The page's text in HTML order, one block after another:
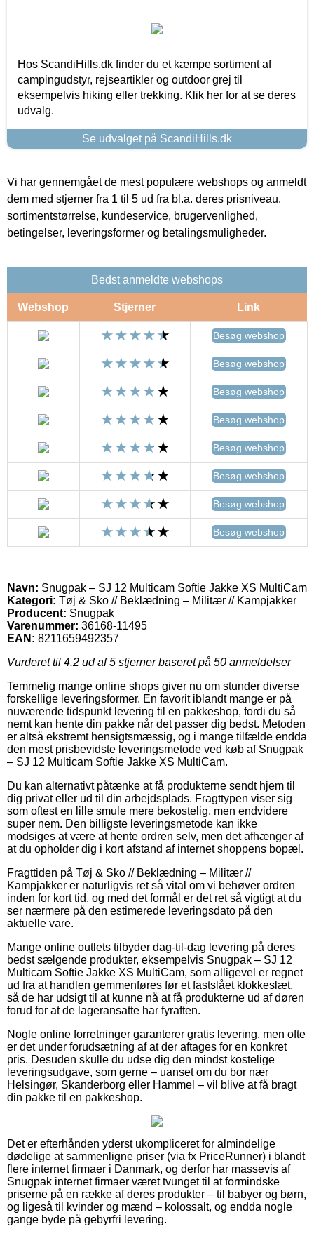
Hos ScandiHills.dk finder du et kæmpe sortiment af
campingudstyr, rejseartikler og outdoor grej til
eksempelvis hiking eller trekking. Klik her for at se deres
udvalg.
Se udvalget på ScandiHills.dk
Vi har gennemgået de mest populære webshops og anmeldt
dem med stjerner fra 1 til 5 ud fra bl.a. deres prisniveau,
sortimentstørrelse, kundeservice, brugervenlighed,
betingelser, leveringsformer og betalingsmuligheder.
Bedst anmeldte webshops
Webshop Stjerner Link
Besøg webshop
Besøg webshop
Besøg webshop
Besøg webshop
Besøg webshop
Besøg webshop
Besøg webshop
Besøg webshop
Navn: Snugpak – SJ 12 Multicam Softie Jakke XS MultiCam
Kategori: Tøj & Sko // Beklædning – Militær // Kampjakker
Producent: Snugpak
Varenummer: 36168-11495
EAN: 8211659492357
Vurderet til 4.2 ud af 5 stjerner baseret på 50 anmeldelser
Temmelig mange online shops giver nu om stunder diverse
forskellige leveringsformer. En favorit iblandt mange er på
nuværende tidspunkt levering til en pakkeshop, fordi du så
nemt kan hente din pakke når det passer dig bedst. Metoden
er altså ekstremt hensigtsmæssig, og i mange tilfælde endda
den mest prisbevidste leveringsmetode ved køb af Snugpak
– SJ 12 Multicam Softie Jakke XS MultiCam.
Du kan alternativt påtænke at få produkterne sendt hjem til
dig privat eller ud til din arbejdsplads. Fragttypen viser sig
som oftest en lille smule mere bekostelig, men endvidere
super nem. Den billigste leveringsmetode kan ikke
modsiges at være at hente ordren selv, men det afhænger af
at du opholder dig i kort afstand af internet shoppens bopæl.
Fragttiden på Tøj & Sko // Beklædning – Militær //
Kampjakker er naturligvis ret så vital om vi behøver ordren
inden for kort tid, og med det formål er det ret så vigtigt at du
ser nærmere på den estimerede leveringsdato på den
aktuelle vare.
Mange online outlets tilbyder dag-til-dag levering på deres
bedst sælgende produkter, eksempelvis Snugpak – SJ 12
Multicam Softie Jakke XS MultiCam, som alligevel er regnet
ud fra at handlen gemmenføres før et fastslået klokkeslæt,
så de har udsigt til at kunne nå at få produkterne ud af døren
forud for at de lageransatte har fyraften.
Nogle online forretninger garanterer gratis levering, men ofte
er det under forudsætning af at der aftages for en konkret
pris. Desuden skulle du udse dig den mindst kostelige
leveringsudgave, som gerne – uanset om du bor nær
Helsingør, Skanderborg eller Hammel – vil blive at få bragt
din pakke til en pakkeshop.
Det er efterhånden yderst ukompliceret for almindelige
dødelige at sammenligne priser (via fx PriceRunner) i blandt
flere internet firmaer i Danmark, og derfor har massevis af
Snugpak internet firmaer været tvunget til at formindske
priserne på en række af deres produkter – til babyer og børn,
og ligeså til kvinder og mænd – kolossalt, og endda nogle
gange byde på gebyrfri levering.